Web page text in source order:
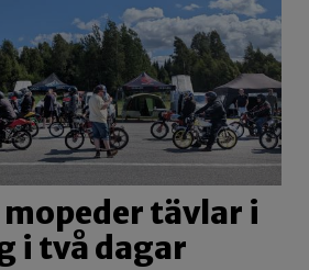
mopeder tävlar i
i två dagar